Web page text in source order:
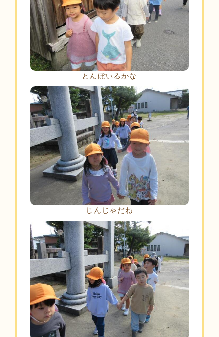
とんぼいるかな
じんじゃだね